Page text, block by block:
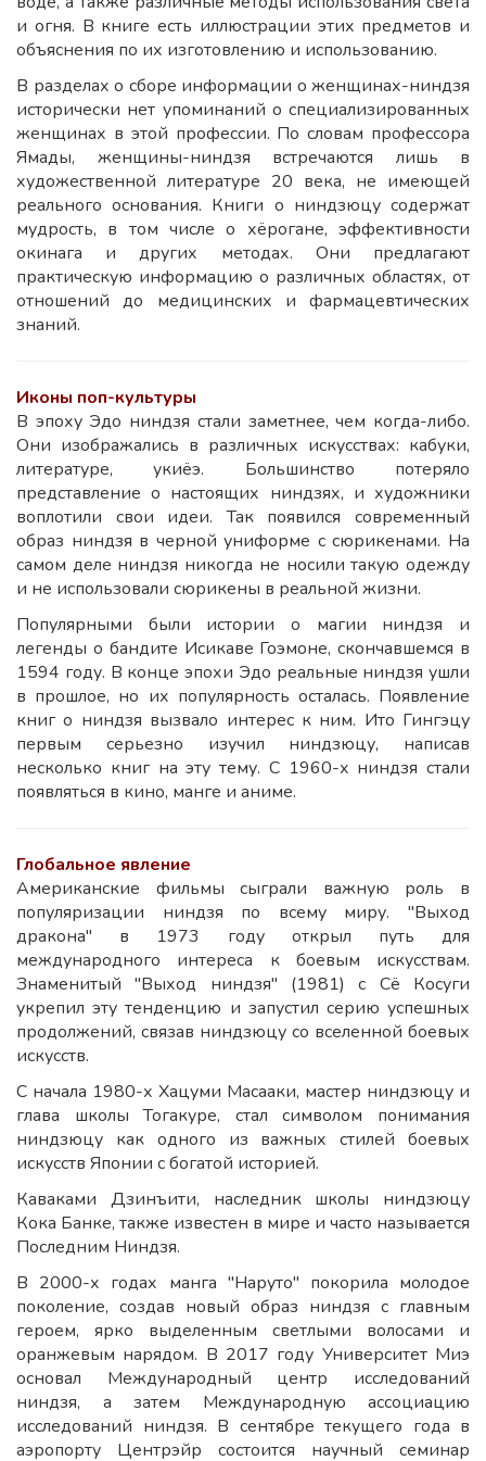
и огня. В книге есть иллюстрации этих предметов и
объяснения по их изготовлению и использованию.
В разделах о сборе информации о женщинах-ниндзя
исторически нет упоминаний о специализированных
женщинах в этой профессии. По словам профессора
Ямады, женщины-ниндзя встречаются лишь в
художественной литературе 20 века, не имеющей
реального основания. Книги о ниндзюцу содержат
мудрость, в том числе о хёрогане, эффективности
окинага и других методах. Они предлагают
практическую информацию о различных областях, от
отношений до медицинских и фармацевтических
знаний.
Иконы поп-культуры
В эпоху Эдо ниндзя стали заметнее, чем когда-либо.
Они изображались в различных искусствах: кабуки,
литературе, укиёэ. Большинство потеряло
представление о настоящих ниндзях, и художники
воплотили свои идеи. Так появился современный
образ ниндзя в черной униформе с сюрикенами. На
самом деле ниндзя никогда не носили такую одежду
и не использовали сюрикены в реальной жизни.
Популярными были истории о магии ниндзя и
легенды о бандите Исикаве Гоэмоне, скончавшемся в
1594 году. В конце эпохи Эдо реальные ниндзя ушли
в прошлое, но их популярность осталась. Появление
книг о ниндзя вызвало интерес к ним. Ито Гингэцу
первым серьезно изучил ниндзюцу, написав
несколько книг на эту тему. С 1960-х ниндзя стали
появляться в кино, манге и аниме.
Глобальное явление
Американские фильмы сыграли важную роль в
популяризации ниндзя по всему миру. "Выход
дракона" в 1973 году открыл путь для
международного интереса к боевым искусствам.
Знаменитый "Выход ниндзя" (1981) с Сё Косуги
укрепил эту тенденцию и запустил серию успешных
продолжений, связав ниндзюцу со вселенной боевых
искусств.
С начала 1980-х Хацуми Масааки, мастер ниндзюцу и
глава школы Тогакуре, стал символом понимания
ниндзюцу как одного из важных стилей боевых
искусств Японии с богатой историей.
Каваками Дзинъити, наследник школы ниндзюцу
Кока Банке, также известен в мире и часто называется
Последним Ниндзя.
В 2000-х годах манга "Наруто" покорила молодое
поколение, создав новый образ ниндзя с главным
героем, ярко выделенным светлыми волосами и
оранжевым нарядом. В 2017 году Университет Миэ
основал Международный центр исследований
ниндзя, а затем Международную ассоциацию
исследований ниндзя. В сентябре текущего года в
аэропорту Центрэйр состоится научный семинар